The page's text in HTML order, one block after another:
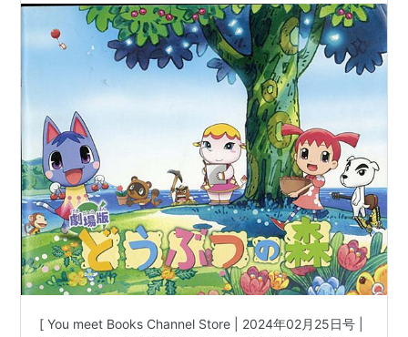
Kanon（月宮あゆ）
DEAD OR ALIVE シリーズ（ヒトミ）
SAKURA〜雪月華〜（草薙小雪）
マグナカルタ（リース）
シャイニング・ウィンド（クレハ）
ペルソナ4シリーズ（里中千枝）
ルーンファクトリー3（ダリア）
シャイニング・ハーツ（ルフィーナ）
ブレイズ・ユニオン（シスキア）
ネプテューヌシリーズ（超次元ゲイム ネプテューヌ
mk2以降）（ネプギア/パープルシスター）
つくものがたり（皆見遙香）
シャイニング・ブレイド（トウカ）
ンフレット] | 2006年12月16日発行 | #堀江由衣
#小栗旬 乙葉 他 |
[ You meet Books Channel Store | 2024年02月25日号 |